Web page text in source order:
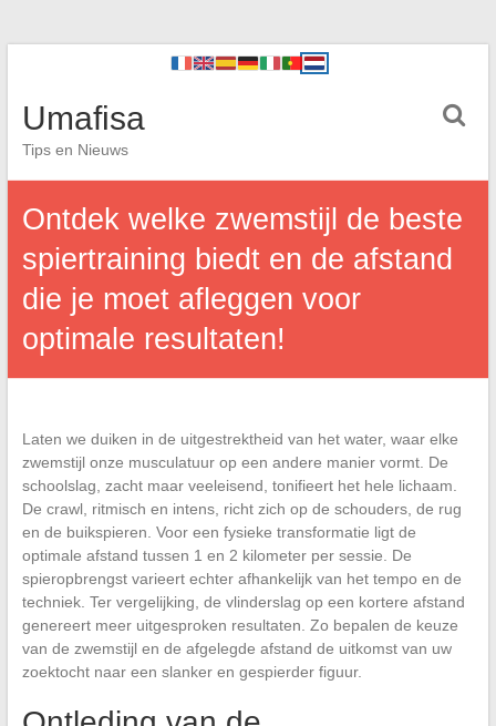
Umafisa
Tips en Nieuws
Ontdek welke zwemstijl de beste
spiertraining biedt en de afstand
die je moet afleggen voor
optimale resultaten!
Laten we duiken in de uitgestrektheid van het water, waar elke
zwemstijl onze musculatuur op een andere manier vormt. De
schoolslag, zacht maar veeleisend, tonifieert het hele lichaam.
De crawl, ritmisch en intens, richt zich op de schouders, de rug
en de buikspieren. Voor een fysieke transformatie ligt de
optimale afstand tussen 1 en 2 kilometer per sessie. De
spieropbrengst varieert echter afhankelijk van het tempo en de
techniek. Ter vergelijking, de vlinderslag op een kortere afstand
genereert meer uitgesproken resultaten. Zo bepalen de keuze
van de zwemstijl en de afgelegde afstand de uitkomst van uw
zoektocht naar een slanker en gespierder figuur.